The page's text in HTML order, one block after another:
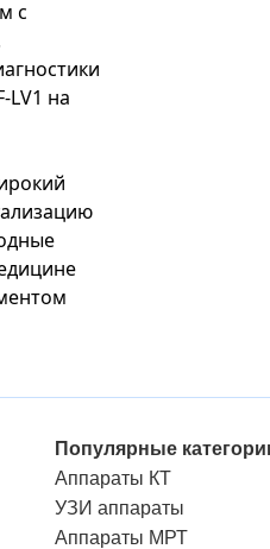
с
LV1 на
Популярные
Аппараты КТ
УЗИ аппараты
Аппараты МРТ